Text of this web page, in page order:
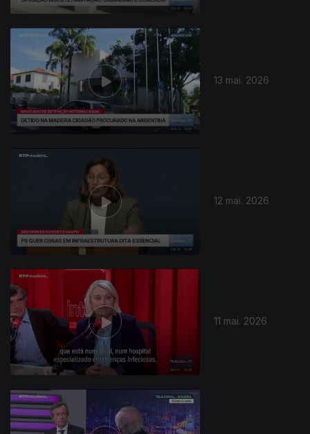
13 mai. 2026
12 mai. 2026
11 mai. 2026
927856